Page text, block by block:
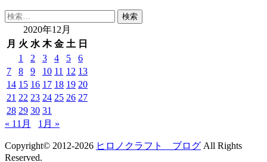
検
2020年12月
月 火 水 木 金 土 日
1
2 3 4 5
6
7
8 9 10 11 12 13
14 15 16 17 18 19 20
21 22 23 24 25 26 27
28 29 30 31
« 11月
1月 »
Copyright© 2012-2026 ヒロノクラフト ブログ All Rights
Reserved.